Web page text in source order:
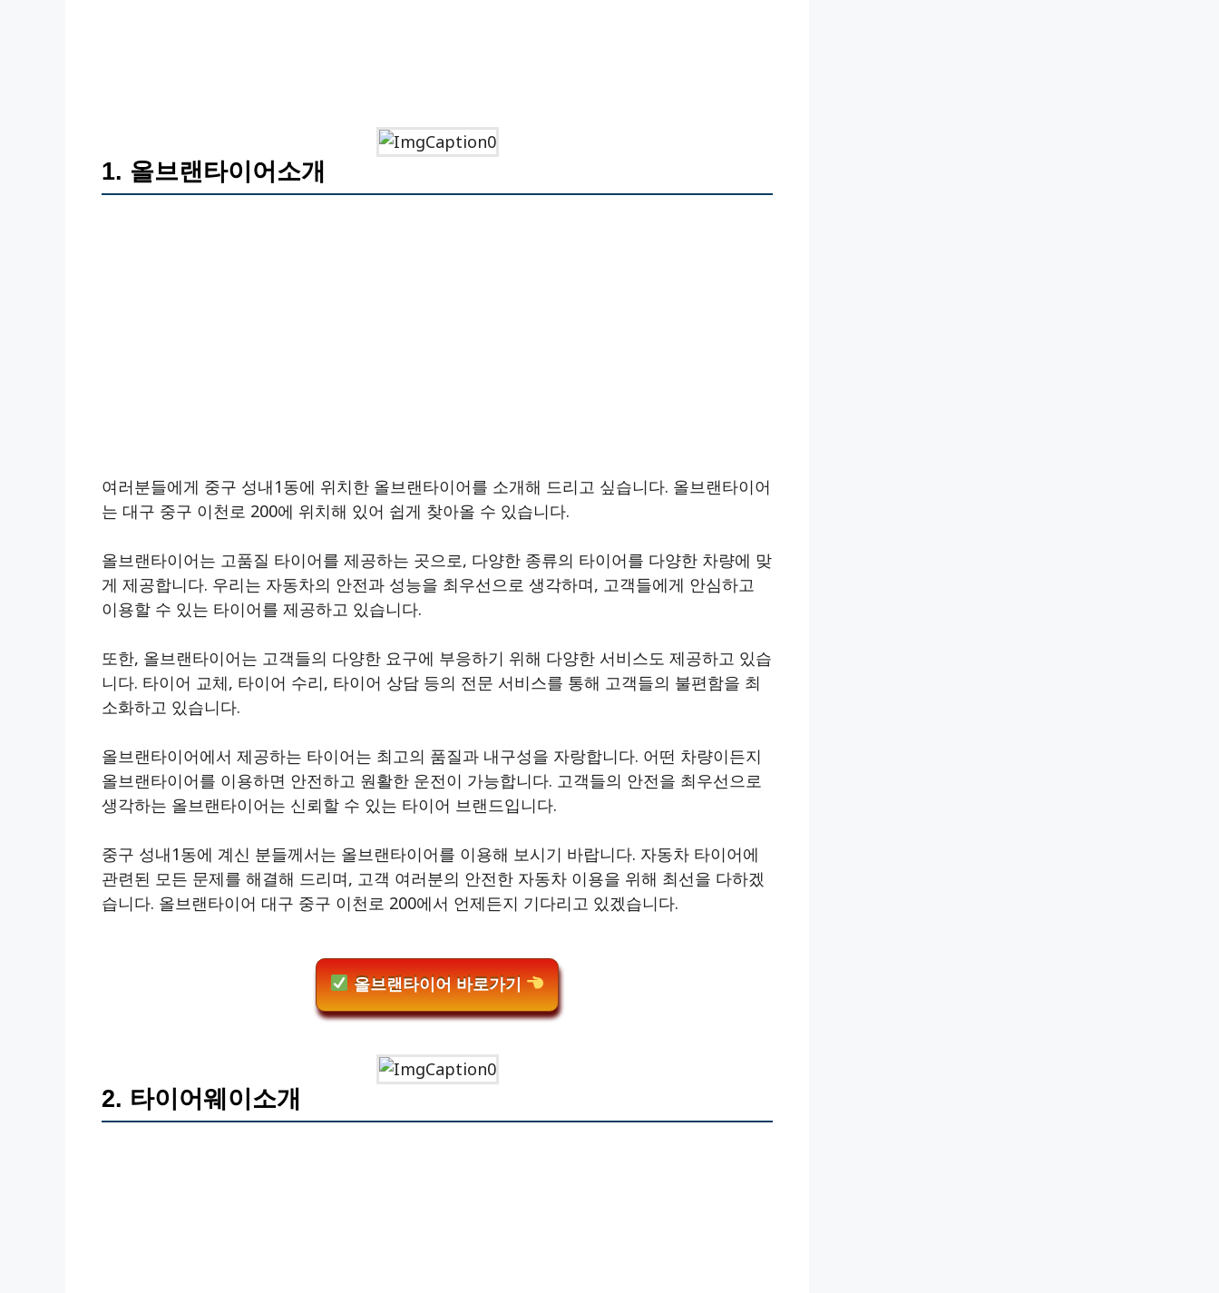
1. 올브랜타이어소개
여러분들에게 중구 성내1동에 위치한 올브랜타이어를 소개해 드리고 싶습니다. 올브랜타이어
는 대구 중구 이천로 200에 위치해 있어 쉽게 찾아올 수 있습니다.
올브랜타이어는 고품질 타이어를 제공하는 곳으로, 다양한 종류의 타이어를 다양한 차량에 맞
게 제공합니다. 우리는 자동차의 안전과 성능을 최우선으로 생각하며, 고객들에게 안심하고
이용할 수 있는 타이어를 제공하고 있습니다.
또한, 올브랜타이어는 고객들의 다양한 요구에 부응하기 위해 다양한 서비스도 제공하고 있습
니다. 타이어 교체, 타이어 수리, 타이어 상담 등의 전문 서비스를 통해 고객들의 불편함을 최
소화하고 있습니다.
올브랜타이어에서 제공하는 타이어는 최고의 품질과 내구성을 자랑합니다. 어떤 차량이든지
올브랜타이어를 이용하면 안전하고 원활한 운전이 가능합니다. 고객들의 안전을 최우선으로
생각하는 올브랜타이어는 신뢰할 수 있는 타이어 브랜드입니다.
중구 성내1동에 계신 분들께서는 올브랜타이어를 이용해 보시기 바랍니다. 자동차 타이어에
관련된 모든 문제를 해결해 드리며, 고객 여러분의 안전한 자동차 이용을 위해 최선을 다하겠
습니다. 올브랜타이어 대구 중구 이천로 200에서 언제든지 기다리고 있겠습니다.
올브랜타이어 바로가기
2. 타이어웨이소개